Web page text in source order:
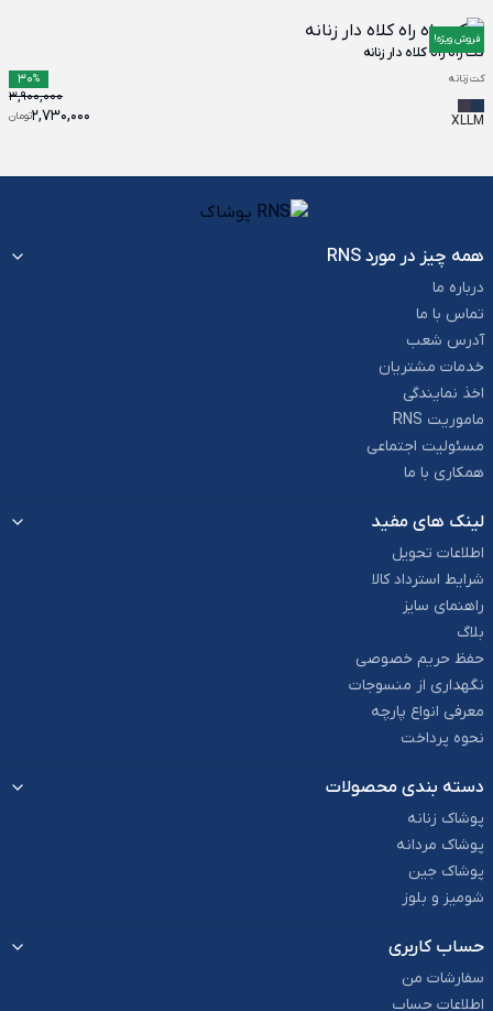
فروش ویژه!
کت راه راه کلاه دار زنانه
کت زنانه %
30
M
L
XL
3,900,000
تومان2,730,000
همه چیز در مورد RNS
درباره ما
تماس با ما
آدرس شعب
خدمات مشتریان
اخذ نمایندگی
ماموریت RNS
مسئولیت اجتماعی
همکاری با ما
لینک های مفید
اطلاعات تحویل
شرایط استرداد کالا
راهنمای سایز
بلاگ
حفظ حریم خصوصی
نگهداری از منسوجات
معرفی انواع پارچه
نحوه پرداخت
دسته بندی محصولات
پوشاک زنانه
پوشاک مردانه
پوشاک جین
شومیز و بلوز
حساب کاربری
سفارشات من
اطلاعات حساب